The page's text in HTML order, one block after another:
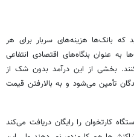
بانک‌ها هزینه‌های سربار برای هر
به عنوان بنگاه‌های اقتصادی انتفاعی
کنند. بخشی از این درآمد بدون شک از
تأمین می‌شود و به بالارفتن قیمت
کارتخوان را رایگان دریافت می‌کند